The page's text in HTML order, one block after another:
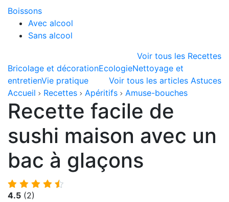
Boissons
Avec alcool
Sans alcool
Voir tous les Recettes
Bricolage et décorationEcologieNettoyage et
entretienVie pratique
Voir tous les articles Astuces
Accueil
Recettes Apéritifs Amuse-bouches
Recette facile de
sushi maison avec un
bac à glaçons
4.5 (2)